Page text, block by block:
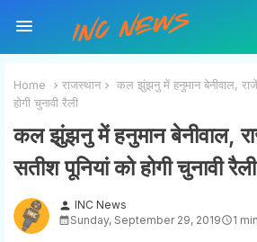
Home राजस्थान
कल झुंझनु में हनुमान बेनीवाल,
होगी चुनावी रैली
कल झुंझनु में हनुमान बेनीवाल,
सतीश पूनियां को होगी चुनावी रैली
person INC News
Sunday, September 29, 2019
1